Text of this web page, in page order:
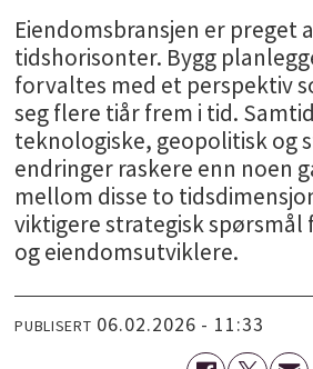
Eiendomsbransjen er preget
tidshorisonter. Bygg
forvaltes med et perspektiv
seg flere tiår frem i tid.
teknologiske, geopolitisk og
endringer raskere enn noen
mellom disse to
viktigere strategisk
og eiendomsutviklere.
PUBLISERT 06.02.2026 - 11:33